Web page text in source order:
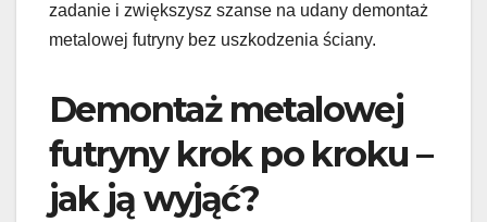
zadanie i zwiększysz szanse na udany demontaż
metalowej futryny bez uszkodzenia ściany.
Demontaż metalowej
futryny krok po kroku –
jak ją wyjąć?